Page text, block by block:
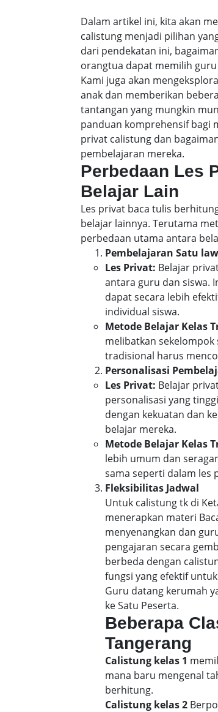
Dalam artikel ini, kita akan
calistung menjadi pilihan
dari pendekatan ini,
orangtua dapat memilih
Kami juga akan
anak dan memberikan
tantangan yang mungkin
panduan komprehensif bagi
privat calistung dan
pembelajaran mereka.
Perbedaan Les
Belajar Lain
Les privat baca tulis
belajar lainnya. Terutama
perbedaan utama antara
Pembelajaran Satu
Les Privat: Belajar
antara guru dan siswa.
dapat secara lebih
individual siswa.
Metode Belajar Kelas
melibatkan
tradisional harus
Personalisasi
Les Privat: Belajar
personalisasi yang
dengan kekuatan dan
belajar mereka.
Metode Belajar Kelas
lebih umum dan
sama seperti dalam les
Fleksibilitas Jadwal
Untuk calistung tk di
menerapkan materi
menyenangkan dan
pengajaran secara
berbeda dengan
fungsi yang efektif
Guru datang kerumah
ke Satu Peserta.
Beberapa
Tangerang
Calistung kelas 1
mana baru mengenal
berhitung.
Calistung kelas 2